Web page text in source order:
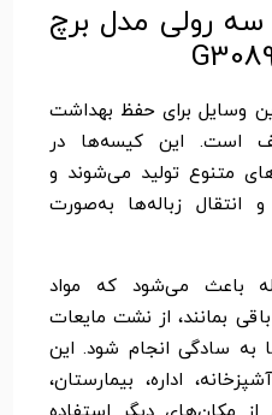
رولی مدل برچ
وسایل برای حفظ بهداشت
است. این کیسه‌ها در
متنوع تولید می‌شوند و
زباله‌ها به‌صورت
باعث می‌شود که مواد
بمانند، از نشت مایعات
به سادگی انجام شود. این
اداره، بیمارستان،